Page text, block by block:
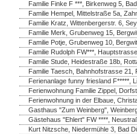
Familie Finke F ***, Birkenweg 5,
Familie Hempel, Mittelstraße 5a,
Familie Kratz, Wittenbergerstr. 6,
Familie Merk, Grubenweg 15,
Familie Potje, Grubenweg 10,
Familie Rudolph FW***,
Familie Stude, Heidestraße 18b,
Familie Taesch, Bahnhofstrasse 21,
Ferienanlage funny friesland F*****,
Ferienwohnung Familie Zippel,
Ferienwohnung in der Elbaue,
Gasthaus "Zum Weinberg",
Gästehaus "Ehlert" FW ****,
Kurt Nitzsche, Niedermühle 3, Bad